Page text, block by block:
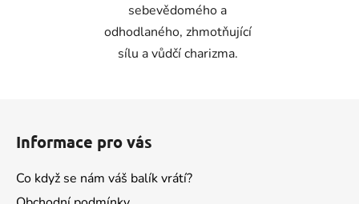
sebevědomého a
odhodlaného, zhmotňující
sílu a vůdčí charizma.
Informace pro vás
Co když se nám váš balík vrátí?